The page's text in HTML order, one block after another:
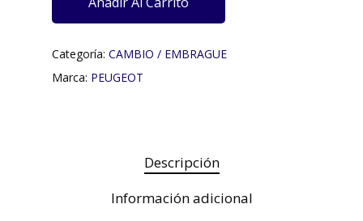
Categoría: CAMBIO / EMBRAGUE
Marca: PEUGEOT
Descripción
Información adicional